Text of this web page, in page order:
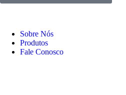
Sobre Nós
Produtos
Fale Conosco